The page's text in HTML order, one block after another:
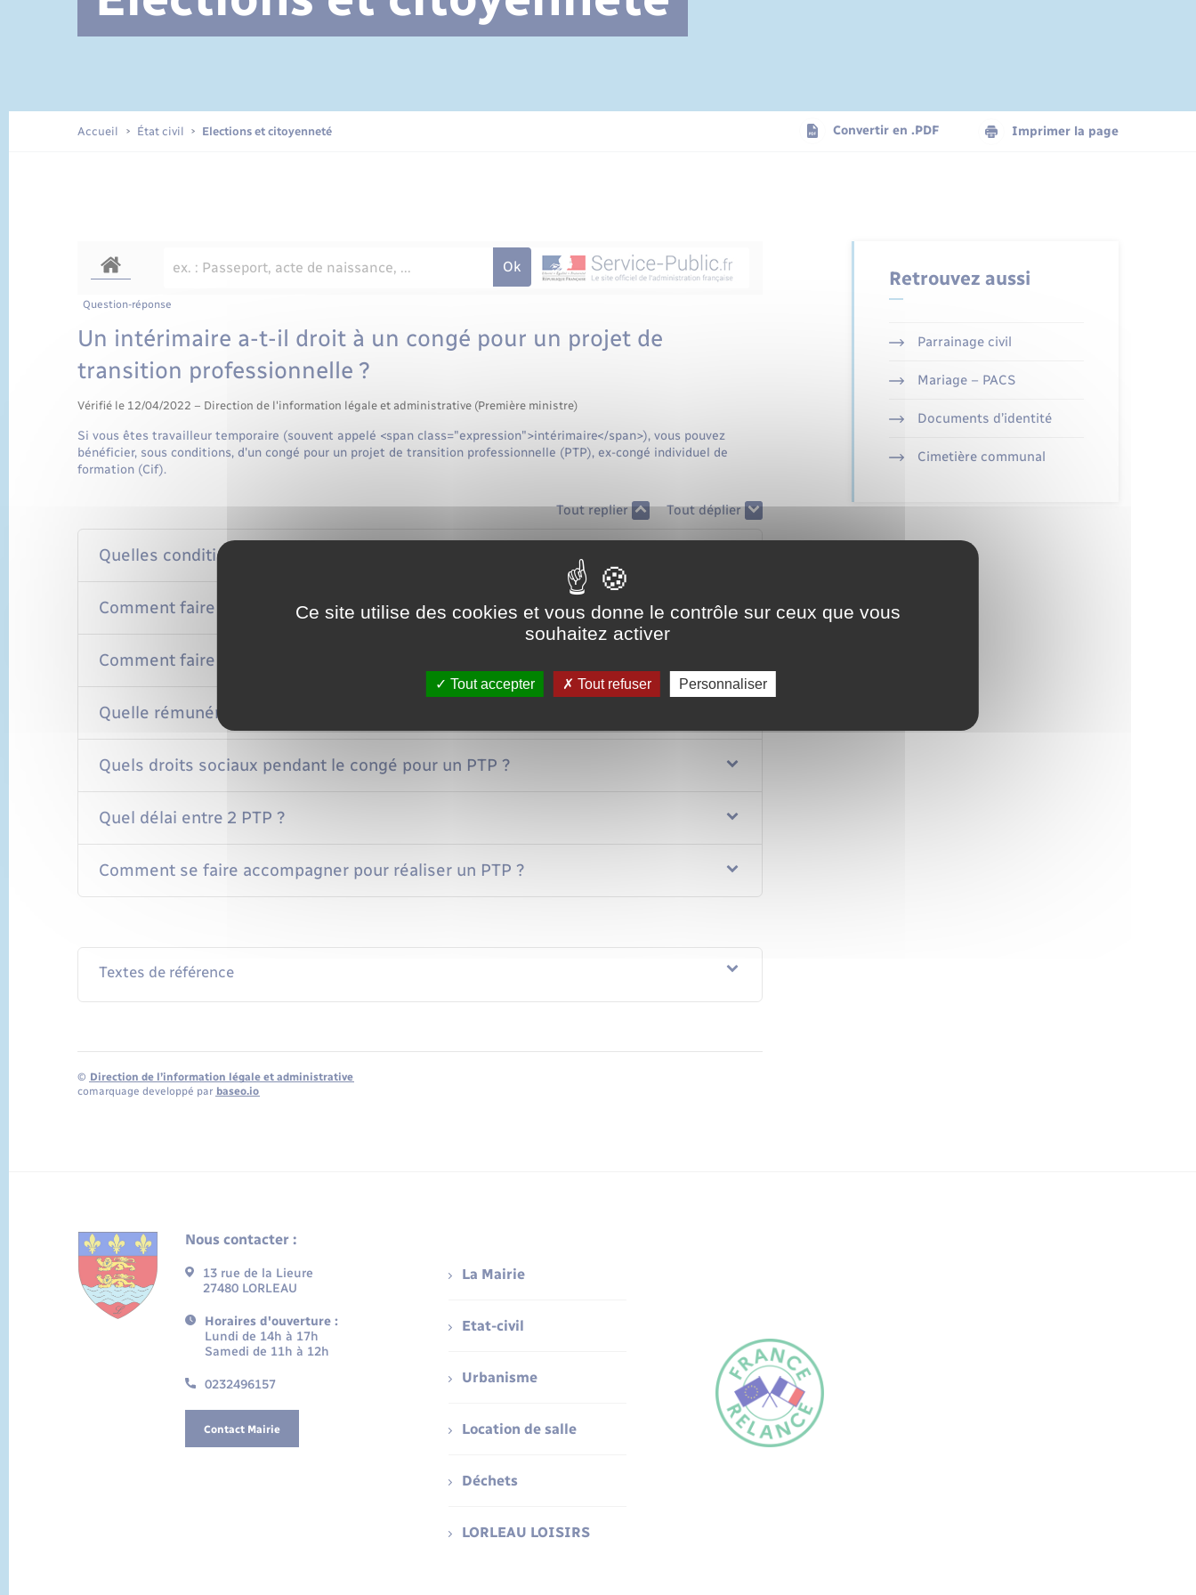
Documents d’identité Cimetière communal
Accueil État civil Elections et citoyenneté Convertir en .PDF Imprimer la page
Question-réponse
Un intérimaire a-t-il droit à un congé pour un projet de
transition professionnelle ?
Vérifié le 12/04/2022 – Direction de l'information légale et administrative (Première ministre)
Si vous êtes travailleur temporaire (souvent appelé <span class="expression">intérimaire</span>), vous pouvez
bénéficier, sous conditions, d'un congé pour un projet de transition professionnelle (PTP), ex-congé individuel de
formation (Cif).
Tout replier Tout déplier
Quelles conditions d'ancienneté pour un congé pour un PTP ?
Comment faire la demande de congé pour un PTP ?
Comment faire une demande de financement du congé pour un PTP ?
Quelle rémunération pendant le congé pour un PTP ?
Quels droits sociaux pendant le congé pour un PTP ?
Quel délai entre 2 PTP ?
Comment se faire accompagner pour réaliser un PTP ?
Textes de référence
© Direction de l’information légale et administrative
comarquage developpé par baseo.io
Retrouvez aussi
Parrainage civil
Mariage – PACS
Documents d’identité
Cimetière communal
Nous contacter :
13 rue de la Lieure
27480 LORLEAU
Horaires d'ouverture :
Lundi de 14h à 17h
Samedi de 11h à 12h
0232496157
Contact Mairie
La Mairie
Etat-civil
Urbanisme
Location de salle
Déchets
LORLEAU LOISIRS
Ce site utilise des cookies et vous donne le contrôle sur ceux que vous
souhaitez activer
Tout accepter Tout refuser Personnaliser